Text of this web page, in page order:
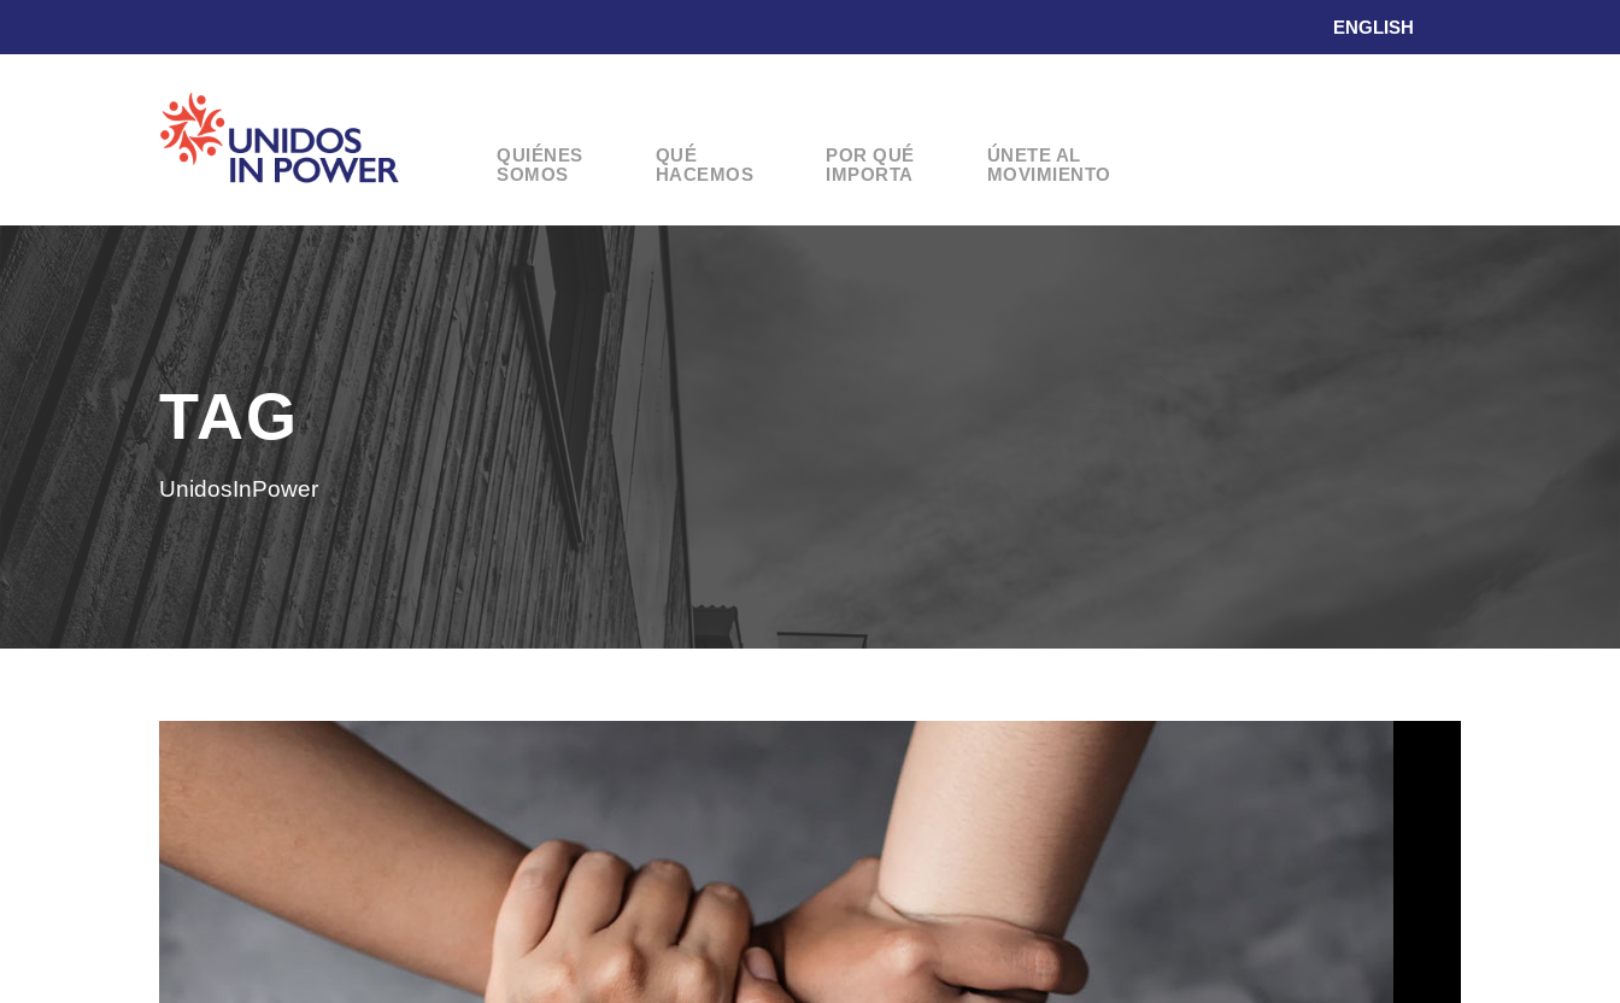
ENGLISH
QUIÉNES
SOMOS
QUÉ
HACEMOS
POR QUÉ
IMPORTA
ÚNETE AL
MOVIMIENTO
TAG
UnidosInPower